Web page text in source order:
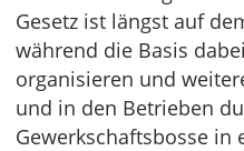
Gesetz ist längst auf
während die Basis
organisieren und
und in den Betrieben
Gewerkschaftsbosse in